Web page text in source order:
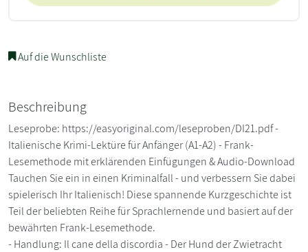
Auf die Wunschliste
Beschreibung
Leseprobe: https://easyoriginal.com/leseproben/DI21.pdf -
Italienische Krimi-Lektüre für Anfänger (A1-A2) - Frank-
Lesemethode mit erklärenden Einfügungen & Audio-Download
Tauchen Sie ein in einen Kriminalfall - und verbessern Sie dabei
spielerisch Ihr Italienisch! Diese spannende Kurzgeschichte ist
Teil der beliebten Reihe für Sprachlernende und basiert auf der
bewährten Frank-Lesemethode.
- Handlung: Il cane della discordia - Der Hund der Zwietracht